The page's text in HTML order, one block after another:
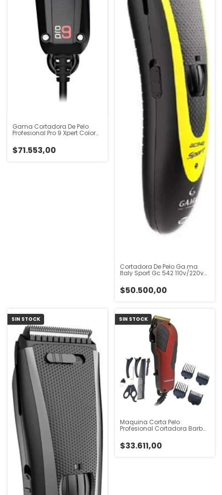
Gama Cortadora De Pelo
Profesional Pro 9 Xpert Color
$71.553,00
Cortadora De Pelo Ga.ma
Italy Sport Gc 542 110v/220v
$50.500,00
SIN STOCK SIN STOCK
Maquina Corta Pelo
Profesional Cortadora Barba
$33.611,00